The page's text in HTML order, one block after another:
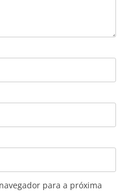
para a próxima